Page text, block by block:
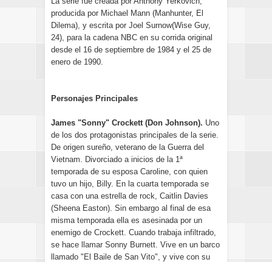
producida por Michael Mann (Manhunter, El
Dilema), y escrita por Joel Surnow(Wise Guy,
24), para la cadena NBC en su corrida original
desde el 16 de septiembre de 1984 y el 25 de
enero de 1990.
Personajes Principales
James "Sonny" Crockett (Don Johnson). Uno
de los dos protagonistas principales de la serie.
De origen sureño, veterano de la Guerra del
Vietnam. Divorciado a inicios de la 1ª
temporada de su esposa Caroline, con quien
tuvo un hijo, Billy. En la cuarta temporada se
casa con una estrella de rock, Caitlin Davies
(Sheena Easton). Sin embargo al final de esa
misma temporada ella es asesinada por un
enemigo de Crockett. Cuando trabaja infiltrado,
se hace llamar Sonny Burnett. Vive en un barco
llamado "El Baile de San Vito", y vive con su